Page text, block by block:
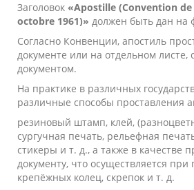
Заголовок «Apostille (Convention de
octobre 1961)» должен быть дан на
Согласно Конвенции, апостиль
документе или на отдельном листе,
документом.
На практике в различных
различные способы проставления
резиновый штамп, клей,
сургучная печать, рельефная
стикеры и т. д., а также в качестве
документу, что осуществляется
крепёжных колец, скрепок и т. д.